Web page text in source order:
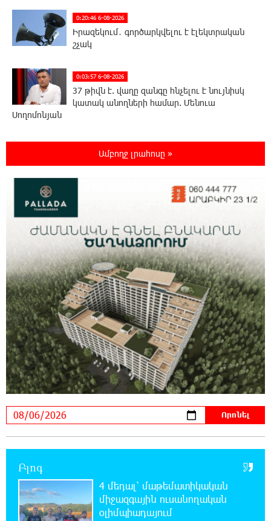
0:20:46 6-08-2026
Իրազեկում․ գործարկվելու է էլեկտրական
շչակ
0:03:57 6-08-2026
37 թիվն է. վաղը զանգը հնչելու է նույնիսկ
կատակ անողների համար. Մենուա
Սողոմոնյան
Օգոստոսի 6-ին, 7-ին, 10-ին, 11-ին, 12-ին և
լինելու
23:31:16 5-08-2026
Ջուր հավաքեք․ բազմաթիվ հասցեներում
ջուր չի լինելու
23:13:33 5-08-2026
Եվրոպայի մայրաքաղաքները գրանցում են
շոգի նոր ռեկորդներ
22:54:16 5-08-2026
Զովունի-Եղվարդ ճանապարհին բախվել են
«Alfa Romeo»-ն և «Opel»-ը. կա վիրավոր
22:44:25 5-08-2026
Անունս տալուց առաջ գոնե լվացվեք․ Էդմոն
բանտերը լիքն են քաղբանտարկյալներով,
նորերին բերելու համար, քանի որ տեղ չկա, հերթափոխով
հներին ուղարկում են տնային կալանքի․ Անահիտ
Ադամյան
Ամբողջ լրահոսը »
Բլոգ
4 մեդալ՝ մաթեմատիկական
միջազգային ուսանողական
օլիմպիադայում